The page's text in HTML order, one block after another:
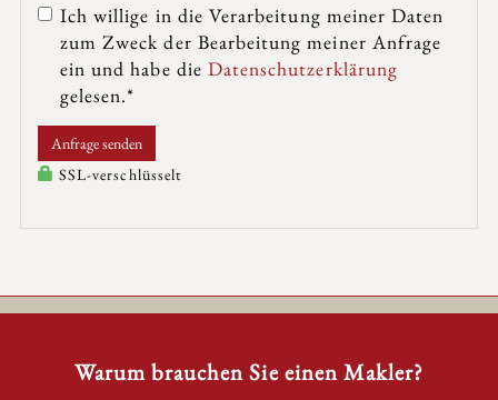
Ich willige in die Verarbeitung meiner Daten
zum Zweck der Bearbeitung meiner Anfrage
ein und habe die Datenschutzerklärung
gelesen.*
Anfrage senden
SSL-verschlüsselt
Warum brauchen Sie einen Makler?